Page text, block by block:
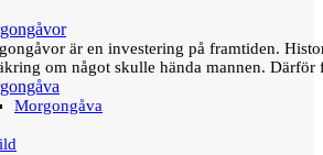
är en investering på framtiden.
om något skulle hända mannen.
Morgongåva